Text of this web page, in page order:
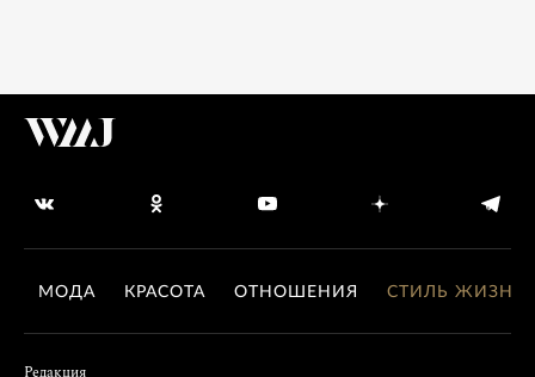
МОДА КРАСОТА ОТНОШЕНИЯ СТИЛЬ ЖИЗНИ